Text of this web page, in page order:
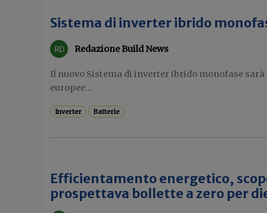
Sistema di inverter ibrido
Redazione Build News
Il nuovo Sistema di inverter ibrido monofase
europee...
Inverter Batterie
Efficientamento energetico,
prospettava bollette a zero per